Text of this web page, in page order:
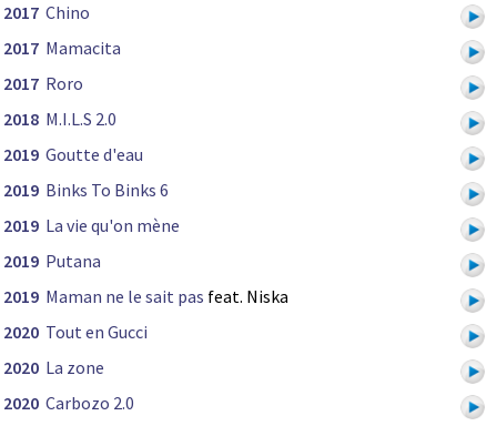
2017 Chino
2017 Mamacita
2017 Roro
2018 M.I.L.S 2.0
2019 Goutte d'eau
2019 Binks To Binks 6
2019 La vie qu'on mène
2019 Putana
2019 Maman ne le sait pas feat. Niska
2020 Tout en Gucci
2020 La zone
2020 Carbozo 2.0